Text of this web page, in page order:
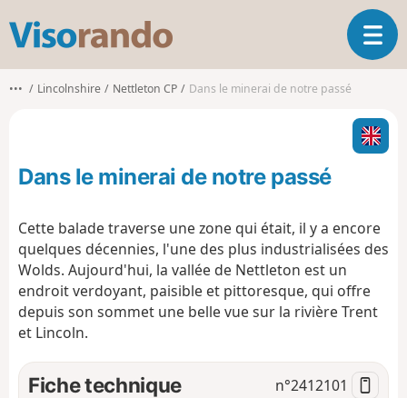
s
o
o
O
u
i
r
l
v
i
t
n
••• Lincolnshire Nettleton CP Dans le minerai de notre passé
Dans le minerai de notre passé
Cette balade traverse une zone qui était, il y a encore
quelques décennies, l'une des plus industrialisées des
Wolds. Aujourd'hui, la vallée de Nettleton est un
endroit verdoyant, paisible et pittoresque, qui offre
depuis son sommet une belle vue sur la rivière Trent
et Lincoln.
Fiche technique n°2412101